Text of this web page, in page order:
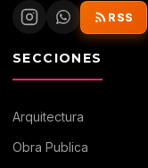
RSS
SECCIONES
Arquitectura
Obra Publica